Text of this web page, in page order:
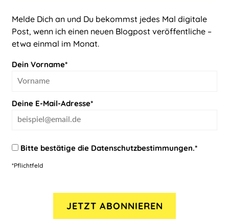
Melde Dich an und Du bekommst jedes Mal digitale
Post, wenn ich einen neuen Blogpost veröffentliche –
etwa einmal im Monat.
Dein Vorname*
Deine E-Mail-Adresse*
Bitte bestätige die Datenschutzbestimmungen.*
*Pflichtfeld